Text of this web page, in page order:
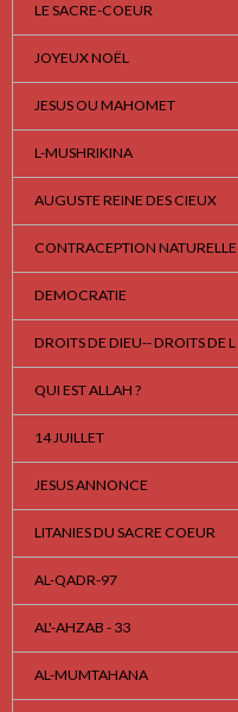
LE SACRE-COEUR
JOYEUX NOËL
JESUS OU MAHOMET
L-MUSHRIKINA
AUGUSTE REINE DES CIEUX
CONTRACEPTION NATURELLE
DEMOCRATIE
DROITS DE DIEU-- DROITS DE L
QUI EST ALLAH ?
14 JUILLET
JESUS ANNONCE
LITANIES DU SACRE COEUR
AL-QADR-97
AL'-AHZAB - 33
AL-MUMTAHANA